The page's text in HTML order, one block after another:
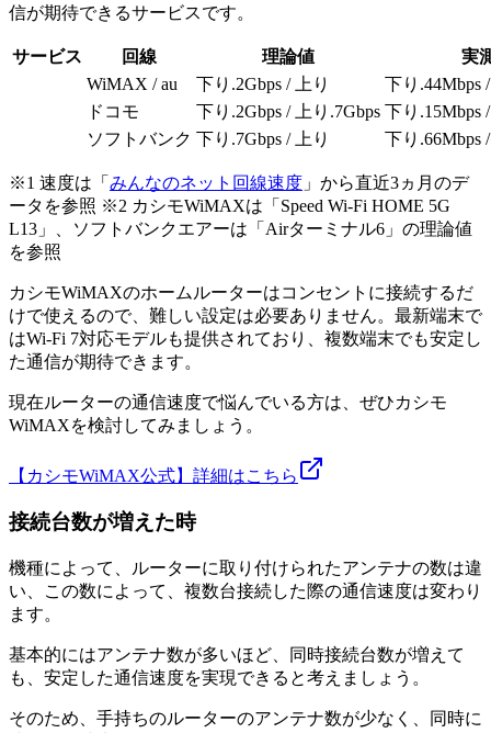
信が期待できるサービスです。
サービス 回線 理論値
実
WiMAX / au
下り.2Gbps / 上り
下り.44Mbps
ドコモ
下り.2Gbps / 上り.7Gbps 下り.15Mbps
ソフトバンク 下り.7Gbps / 上り 下り.66Mbps
※1 速度は「 みんなのネット回線速度 」から直近3ヵ月のデ
ータを参照 ※2 カシモWiMAXは「Speed Wi-Fi HOME 5G
L13」、ソフトバンクエアーは「Airターミナル6」の理論値
を参照
カシモWiMAXのホームルーターはコンセントに接続するだ
けで使えるので、難しい設定は必要ありません。最新端末で
はWi-Fi 7対応モデルも提供されており、複数端末でも安定し
た通信が期待できます。
現在ルーターの通信速度で悩んでいる方は、ぜひカシモ
WiMAXを検討してみましょう。
【カシモWiMAX公式】詳細はこちら
接続台数が増えた時
機種によって、ルーターに取り付けられたアンテナの数は違
い、この数によって、複数台接続した際の通信速度は変わり
ます。
基本的にはアンテナ数が多いほど、同時接続台数が増えて
も、安定した通信速度を実現できると考えましょう。
そのため、手持ちのルーターのアンテナ数が少なく、同時に